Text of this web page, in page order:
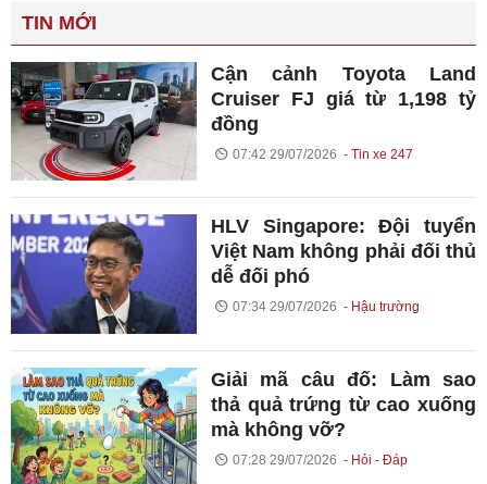
TIN MỚI
Cận cảnh Toyota Land
Cruiser FJ giá từ 1,198 tỷ
đồng
07:42 29/07/2026 Tin xe 247
HLV Singapore: Đội tuyển
Việt Nam không phải đối thủ
dễ đối phó
07:34 29/07/2026 Hậu trường
Giải mã câu đố: Làm sao
thả quả trứng từ cao xuống
mà không vỡ?
07:28 29/07/2026 Hỏi - Đáp